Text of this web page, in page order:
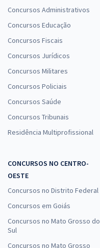
Concursos Administrativos
Concursos Educação
Concursos Fiscais
Concursos Jurídicos
Concursos Militares
Concursos Policiais
Concursos Saúde
Concursos Tribunais
Residência Multiprofissional
CONCURSOS NO CENTRO-
OESTE
Concursos no Distrito Federal
Concursos em Goiás
Concursos no Mato Grosso do
Sul
Concursos no Mato Grosso